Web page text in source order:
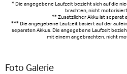
* Die angegebene Laufzeit bezieht sich auf die
brachten, nicht
** Zusätzlicher Akku ist separat
*** Die angegebene Laufzeit basiert auf der
separaten Akkus. Die angegebene Laufzeit
mit einem angebrachten, nicht
Foto Galerie